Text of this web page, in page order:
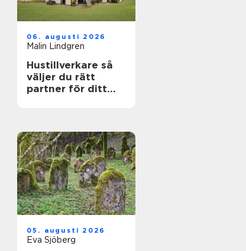
06. augusti 2026
Malin Lindgren
Hustillverkare så
väljer du rätt
partner för ditt
05. augusti 2026
Eva Sjöberg